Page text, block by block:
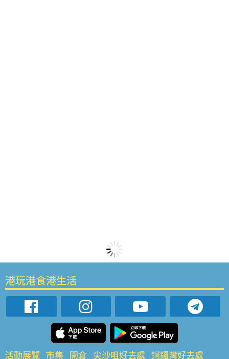
港玩港食港生活
活動展覽 市集 開倉 尖沙咀好去處 銅鑼灣好去處